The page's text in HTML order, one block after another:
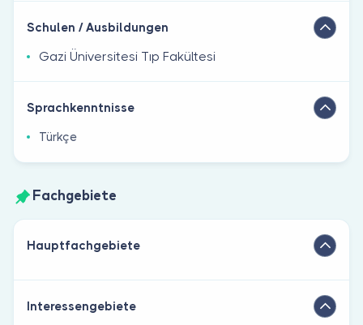
Schulen / Ausbildungen
Gazi Üniversitesi Tıp Fakültesi
Sprachkenntnisse
Türkçe
Fachgebiete
Hauptfachgebiete
Interessengebiete